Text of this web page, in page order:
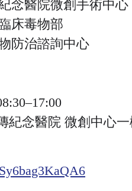
醫院微創手術中心
床毒物部
防治諮詢中心
紀念醫院 微創中心